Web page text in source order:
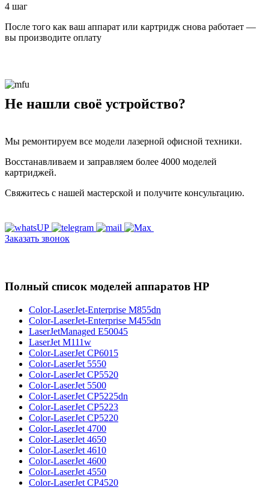
4 шаг
После того как ваш аппарат или картридж снова работает —
вы производите оплату
Не нашли своё устройство?
Мы ремонтируем все модели лазерной офисной техники.
Восстанавливаем и заправляем более 4000 моделей
картриджей.
Свяжитесь с нашей мастерской и получите консультацию.
Заказать звонок
Полный список моделей аппаратов HP
Color-LaserJet-Enterprise M855dn
Color-LaserJet-Enterprise M455dn
LaserJetManaged E50045
LaserJet M111w
Color-LaserJet CP6015
Color-LaserJet 5550
Color-LaserJet CP5520
Color-LaserJet 5500
Color-LaserJet CP5225dn
Color-LaserJet CP5223
Color-LaserJet CP5220
Color-LaserJet 4700
Color-LaserJet 4650
Color-LaserJet 4610
Color-LaserJet 4600
Color-LaserJet 4550
Color-LaserJet CP4520